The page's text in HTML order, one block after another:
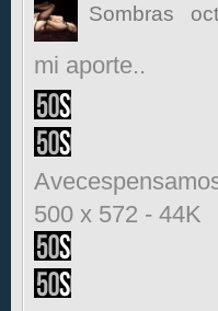
Sombras
mi aporte..
500 x 572 - 44K